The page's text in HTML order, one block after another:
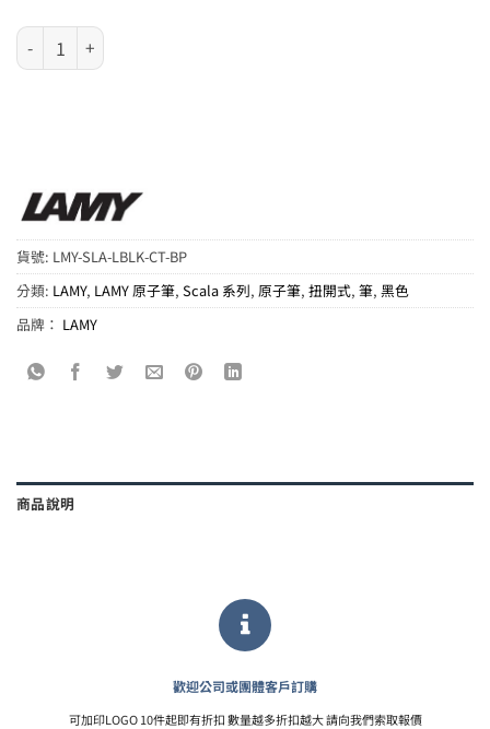
LAMY Scala 系列 – 亮黑色銀夾原子筆 (4025833) 數量
貨號: LMY-SLA-LBLK-CT-BP
分類: LAMY, LAMY 原子筆, Scala 系列, 原子筆, 扭開式, 筆, 黑色
品牌： LAMY
商品說明
歡迎公司或團體客戶訂購
可加印LOGO 10件起即有折扣 數量越多折扣越大 請向我們索取報價